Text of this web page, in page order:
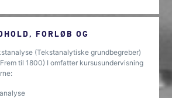
FORLØB OG
(Tekstanalytiske grundbegreber)
til 1800) I omfatter kursusundervisning